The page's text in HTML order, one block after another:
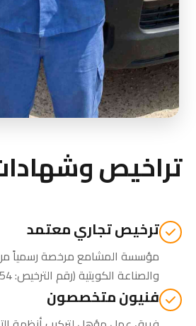
تراخيص
ترخيص تجاري معتمد
مؤسسة المشامع مرخصة رسمياً
والصناعة الكويتية(رقم الترخيص: 2017/3654)
فنيون متخصصون